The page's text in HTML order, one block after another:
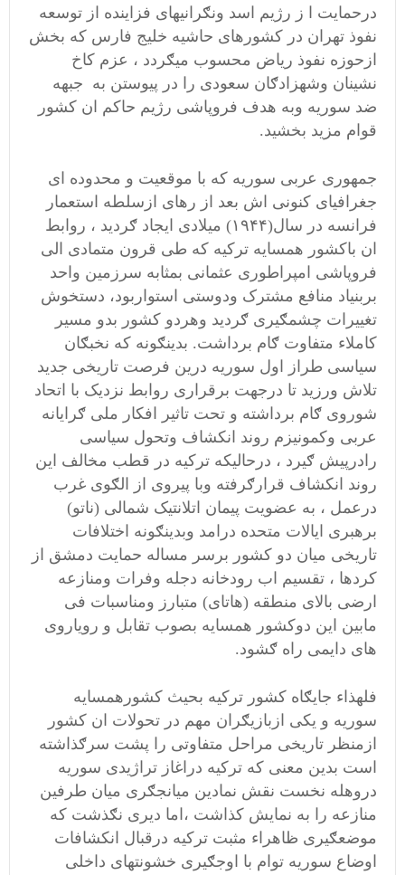
درحمایت ا ز رژیم اسد ونګرانیهای فزاینده از توسعه
نفوذ تهران در کشورهای حاشیه خلیج فارس که بخش
ازحوزه نفوذ ریاض محسوب میګردد ، عزم کاخ
نشینان وشهزادګان سعودی را در پیوستن به جبهه
ضد سوریه وبه هدف فروپاشی رژیم حاکم ان کشور
قوام مزید بخشید.
جمهوری عربی سوریه که با موقعیت و محدوده ای
جغرافیای کنونی اش بعد از رهای ازسلطه استعمار
فرانسه در سال(۱۹۴۴) میلادی ایجاد ګردید ، روابط
ان باکشور همسایه ترکیه که طی قرون متمادی الی
فروپاشی امپراطوری عثمانی بمثابه سرزمین واحد
بربنیاد منافع مشترک ودوستی استواربود، دستخوش
تغییرات چشمګیری ګردید وهردو کشور بدو مسیر
کاملاء متفاوت ګام برداشت. بدینګونه که نخبګان
سیاسی طراز اول سوریه درین فرصت تاریخی جدید
تلاش ورزید تا درجهت برقراری روابط نزدیک با اتحاد
شوروی ګام برداشته و تحت تاثیر افکار ملی ګرایانه
عربی وکمونیزم روند انکشاف وتحول سیاسی
رادرپیش ګیرد ، درحالیکه ترکیه در قطب مخالف این
روند انکشاف قرارګرفته وبا پیروی از الګوی غرب
درعمل ، به عضویت پیمان اتلانتیک شمالی (ناتو)
برهبری ایالات متحده درامد وبدینګونه اختلافات
تاریخی میان دو کشور برسر مساله حمایت دمشق از
کردها ، تقسیم اب رودخانه دجله وفرات ومنازعه
ارضی بالای منطقه (هاتای) متبارز ومناسبات فی
مابین این دوکشور همسایه بصوب تقابل و رویاروی
های دایمی راه ګشود.
فلهذاء جایګاه کشور ترکیه بحیث کشورهمسایه
سوریه و یکی ازبازیګران مهم در تحولات ان کشور
ازمنظر تاریخی مراحل متفاوتی را پشت سرګذاشته
است بدین معنی که ترکیه دراغاز تراژیدی سوریه
دروهله نخست نقش نمادین میانجګری میان طرفین
منازعه را به نمایش کذاشت ،اما دیری نګذشت که
موضعګیری ظاهراء مثبت ترکیه درقبال انکشافات
اوضاع سوریه توام با اوجګیری خشونتهای داخلی